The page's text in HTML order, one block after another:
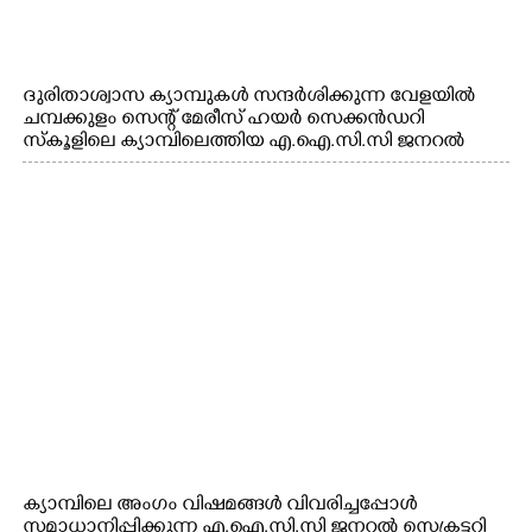
ദുരിതാശ്വാസ ക്യാമ്പുകൾ സന്ദർശിക്കുന്ന വേളയിൽ
ചമ്പക്കുളം സെന്റ് മേരീസ് ഹയർ സെക്കൻഡറി
സ്കൂളിലെ ക്യാമ്പിലെത്തിയ എ.ഐ.സി.സി ജനറൽ
സെക്രട്ടറി കെ.സി വേണുഗോപാൽ എം.പി കുരുന്നിനെ
ക്യാമ്പിലെ അംഗം വിഷമങ്ങൾ വിവരിച്ചപ്പോൾ